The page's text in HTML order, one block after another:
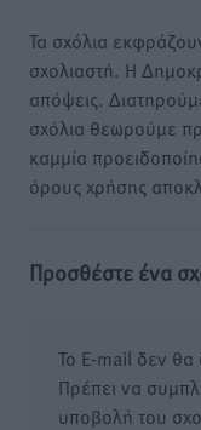
Τα σχόλια
σχολιαστή. Η
απόψεις.
σχόλια θεωρούμε
καμμία
όρους χρήσης
Προσθέστε ένα
Το E-mail δεν θα
Πρέπει να
υποβολή του